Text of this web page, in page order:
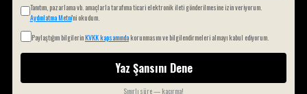
Şifremi Unuttum
Tanıtım, pazarlama vb. amaçlarla tarafıma ticari elektronik ileti gönderilmesine izin veriyorum.
Aydınlatma Metni'ni okudum.
Paylaştığım bilgilerinKVKK kapsamındakorunmasını ve bilgilendirmeleri almayı kabul ediyorum.
Yaz Şansını Dene
Sınırlı süre — kaçırma!